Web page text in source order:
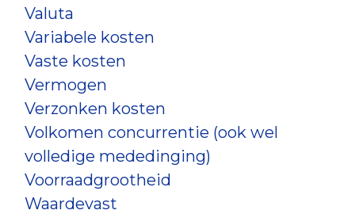
Valuta
Variabele kosten
Vaste kosten
Vermogen
Verzonken kosten
Volkomen concurrentie (ook wel
volledige mededinging)
Voorraadgrootheid
Waardevast